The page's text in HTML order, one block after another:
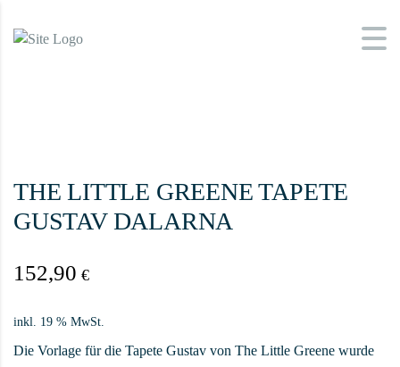
THE LITTLE GREENE TAPETE
GUSTAV DALARNA
152,90 €
inkl. 19 % MwSt.
Die Vorlage für die Tapete Gustav von The Little Greene wurde